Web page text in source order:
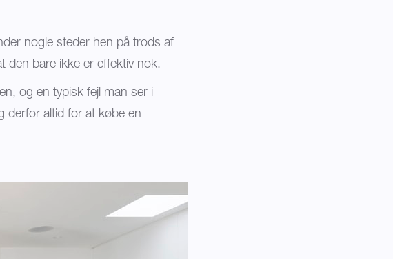
nogle steder hen på trods af
bare ikke er effektiv nok.
og en typisk fejl man ser i
derfor altid for at købe en